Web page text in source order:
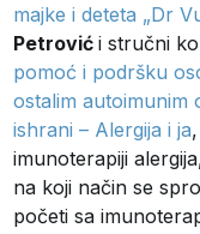
majke i deteta „Dr
Petrovići stručni
pomoć i podršku
ostalim autoimunim
ishrani – Alergija i ja,
imunoterapiji
na koji način se
početi sa